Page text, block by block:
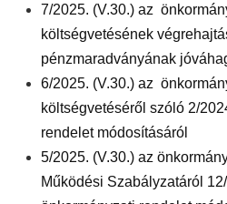
7/2025. (V.30.) az
költségvetésének
pénzmaradványának
6/2025. (V.30.) az
költségvetéséről szóló 2/
rendelet módosításáról
5/2025. (V.30.) az
Működési Szabályzatáról